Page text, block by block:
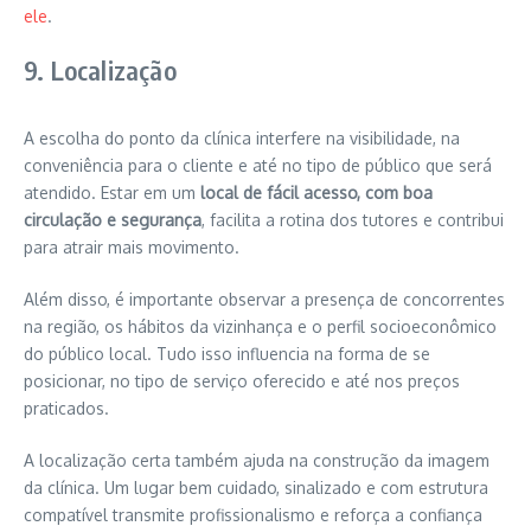
ele.
9. Localização
A escolha do ponto da clínica interfere na visibilidade, na
conveniência para o cliente e até no tipo de público que será
atendido. Estar em um local de fácil acesso, com boa
circulação e segurança, facilita a rotina dos tutores e contribui
para atrair mais movimento.
Além disso, é importante observar a presença de concorrentes
na região, os hábitos da vizinhança e o perfil socioeconômico
do público local. Tudo isso influencia na forma de se
posicionar, no tipo de serviço oferecido e até nos preços
praticados.
A localização certa também ajuda na construção da imagem
da clínica. Um lugar bem cuidado, sinalizado e com estrutura
compatível transmite profissionalismo e reforça a confiança